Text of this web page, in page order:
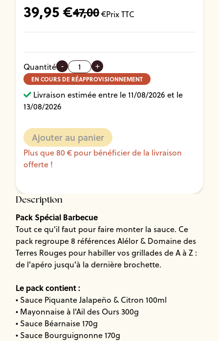
39,95€47,00€Prix TTC
Quantité - +
EN COURS DE RÉAPPROVISIONNEMENT
Livraison estimée entre le 11/08/2026 et le
13/08/2026
Plus que 80 € pour bénéficier de la livraison
offerte !
Description
Pack Spécial Barbecue
Tout ce qu'il faut pour faire monter la sauce. Ce
pack regroupe 8 références Alélor & Domaine des
Terres Rouges pour habiller vos grillades de A à Z :
de l'apéro jusqu'à la dernière brochette.
Le pack contient :
• Sauce Piquante Jalapeño & Citron 100ml
• Mayonnaise à l'Ail des Ours 300g
• Sauce Béarnaise 170g
• Sauce Bourguignonne 170g